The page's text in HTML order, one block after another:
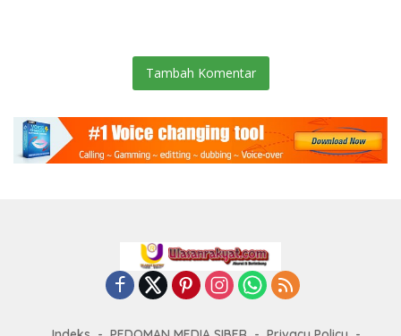
Tambah Komentar